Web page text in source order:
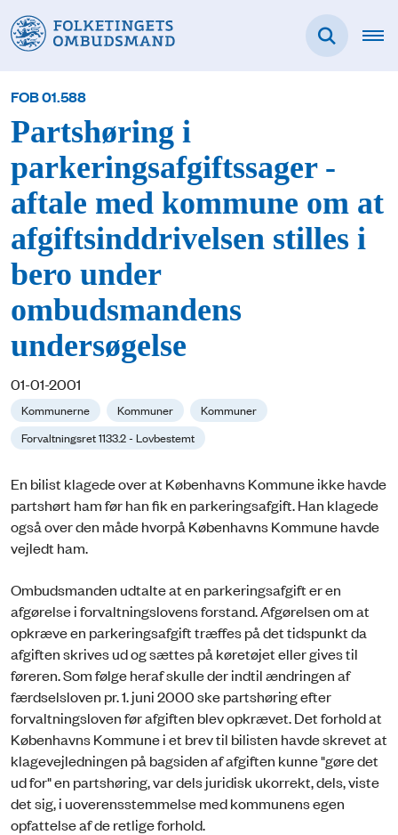
FOB 01.588
Partshøring i
parkeringsafgiftssager -
aftale med kommune om at
afgiftsinddrivelsen stilles i
bero under
ombudsmandens
undersøgelse
01-01-2001
Kommunerne Kommuner
Kommuner
Forvaltningsret 1133.2 - Lovbestemt
En bilist klagede over at Københavns Kommune ikke havde
partshørt ham før han fik en parkeringsafgift. Han klagede
også over den måde hvorpå Københavns Kommune havde
vejledt ham.
Ombudsmanden udtalte at en parkeringsafgift er en
afgørelse i forvaltningslovens forstand. Afgørelsen om at
opkræve en parkeringsafgift træffes på det tidspunkt da
afgiften skrives ud og sættes på køretøjet eller gives til
føreren. Som følge heraf skulle der indtil ændringen af
færdselsloven pr. 1. juni 2000 ske partshøring efter
forvaltningsloven før afgiften blev opkrævet. Det forhold at
Københavns Kommune i et brev til bilisten havde skrevet at
klagevejledningen på bagsiden af afgiften kunne "gøre det
ud for" en partshøring, var dels juridisk ukorrekt, dels, viste
det sig, i uoverensstemmelse med kommunens egen
opfattelse af de retlige forhold.